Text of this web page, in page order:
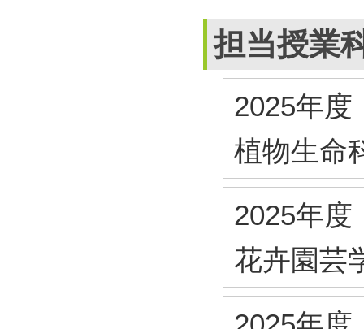
担当授業
2025年度
植物生命
2025年度
花卉園芸